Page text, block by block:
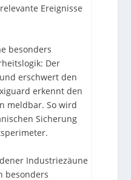
Ereignisse
besonders
Der
erschwert den
erkennt den
meldbar. So wird
Sicherung
Industriezäune
besonders